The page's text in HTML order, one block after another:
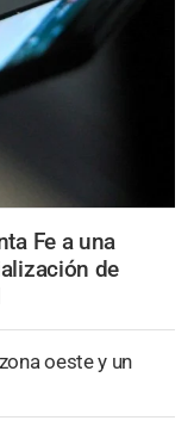
Fe a una
de
oeste y un